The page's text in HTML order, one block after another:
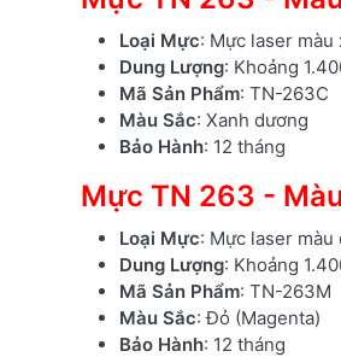
Loại Mực: Mực laser màu
Dung Lượng: Khoảng
Mã Sản Phẩm: TN-263C
Màu Sắc: Xanh dương
Bảo Hành: 12 tháng
Mực TN 263 -
Loại Mực: Mực laser màu
Dung Lượng: Khoảng
Mã Sản Phẩm: TN-263M
Màu Sắc: Đỏ (Magenta)
Bảo Hành: 12 tháng